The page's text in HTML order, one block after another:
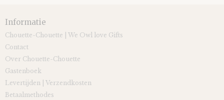
Informatie
Chouette-Chouette | We Owl love Gifts
Contact
Over Chouette-Chouette
Gastenboek
Levertijden | Verzendkosten
Betaalmethodes